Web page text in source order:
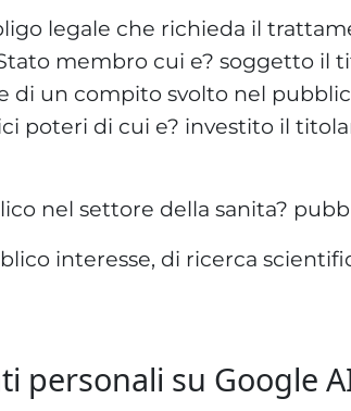
legale che richieda il
membro cui e? soggetto il
di un compito svolto nel
poteri di cui e? investito il
nel settore della sanita?
interesse, di ricerca
personali su Google